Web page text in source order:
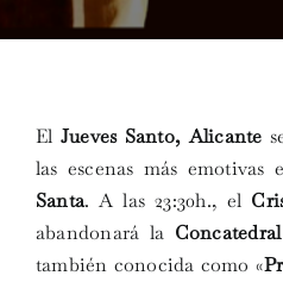
El Jueves Santo, Alicante
las escenas más emotivas
Santa. A las 23:30h., el
abandonará la
también conocida como «